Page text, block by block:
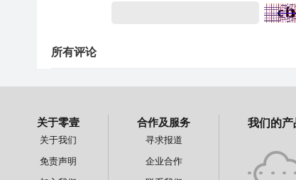
所有评论
关于零壹
关于我们
免责声明
合作及服务
寻求报道
企业合作
我们的产